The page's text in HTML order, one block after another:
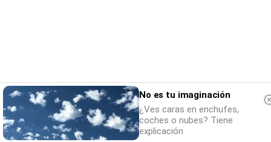
No es tu imaginación
¿Ves caras en enchufes,
coches o nubes? Tiene
explicación